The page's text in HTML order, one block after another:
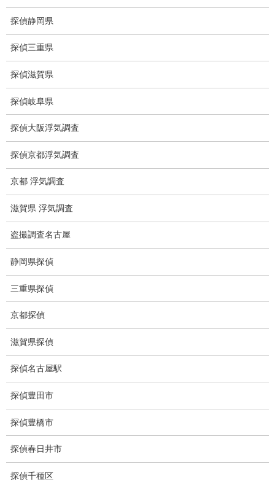
ストーカー調査
待ち伏せ
痴漢防止対策調査
下着窃盗犯防止対策調査
猫犬の捜索
所在調査
身元調査
人探し
失踪・家出調査
所在確認調査
調査料金
浮気調査特別プラン
ストーカー関連調査料金
所在調査 家出調査料金
猫の捜索調査料金
探偵静岡県
探偵三重県
探偵滋賀県
探偵岐阜県
探偵大阪浮気調査
探偵京都浮気調査
京都 浮気調査
滋賀県 浮気調査
盗撮調査名古屋
静岡県探偵
三重県探偵
京都探偵
滋賀県探偵
探偵名古屋駅
探偵豊田市
探偵豊橋市
探偵春日井市
探偵千種区